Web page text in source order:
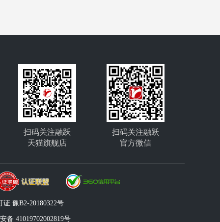
扫码关注融跃
天猫旗舰店
扫码关注融跃
官方微信
豫B2-20180322号
备 41019702002819号